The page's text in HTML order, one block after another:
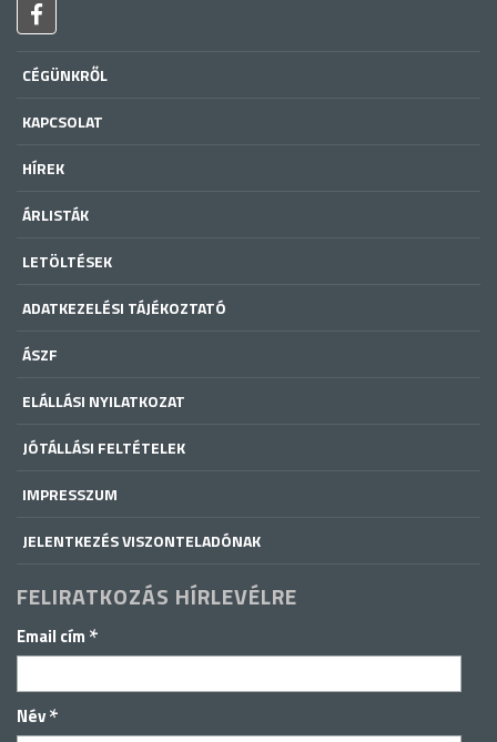
CÉGÜNKRŐL
KAPCSOLAT
HÍREK
ÁRLISTÁK
LETÖLTÉSEK
ADATKEZELÉSI TÁJÉKOZTATÓ
ÁSZF
ELÁLLÁSI NYILATKOZAT
JÓTÁLLÁSI FELTÉTELEK
IMPRESSZUM
JELENTKEZÉS VISZONTELADÓNAK
FELIRATKOZÁS HÍRLEVÉLRE
Email cím *
Név*